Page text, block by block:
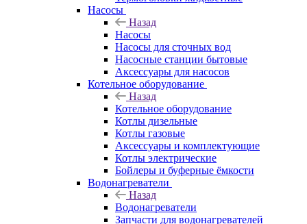
Насосы
Назад
Насосы
Насосы для сточных вод
Насосные станции бытовые
Аксессуары для насосов
Котельное оборудование
Назад
Котельное оборудование
Котлы дизельные
Котлы газовые
Аксессуары и комплектующие
Котлы электрические
Бойлеры и буферные ёмкости
Водонагреватели
Назад
Водонагреватели
Запчасти для водонагревателей